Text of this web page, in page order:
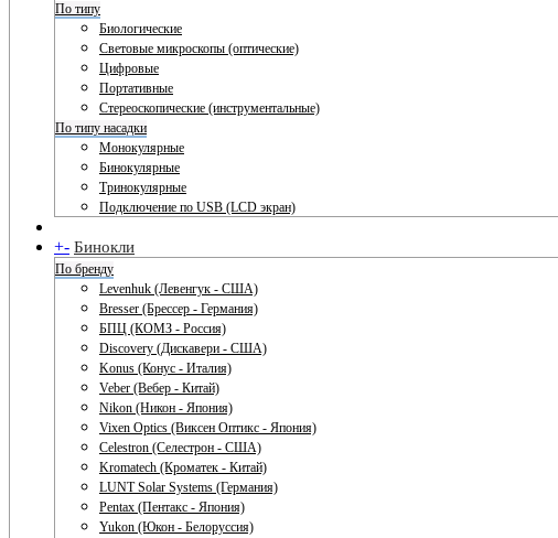
По типу
Биологические
Световые микроскопы (оптические)
Цифровые
Портативные
Стереоскопические (инструментальные)
По типу насадки
Монокулярные
Бинокулярные
Тринокулярные
Подключение по USB (LCD экран)
+- Бинокли
По бренду
Levenhuk (Левенгук - США)
Bresser (Брессер - Германия)
БПЦ (КОМЗ - Россия)
Discovery (Дискавери - США)
Konus (Конус - Италия)
Veber (Вебер - Китай)
Nikon (Никон - Япония)
Vixen Optics (Виксен Оптикс - Япония)
Celestron (Селестрон - США)
Kromatech (Кроматек - Китай)
LUNT Solar Systems (Германия)
Pentax (Пентакс - Япония)
Yukon (Юкон - Белоруссия)